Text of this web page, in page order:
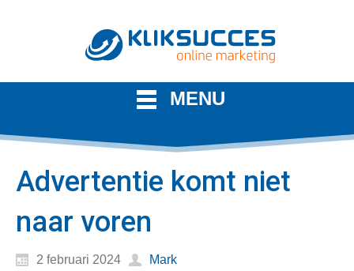
MENU
Advertentie komt niet
naar voren
2 februari 2024 Mark